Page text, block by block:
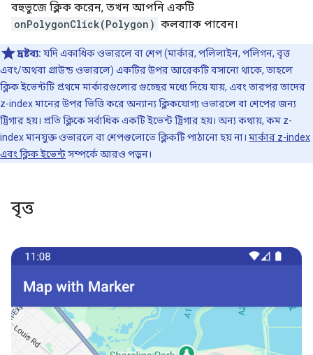
বহুভুজে ক্লিক করেন, তখন আপনি একটি
onPolygonClick(Polygon) কলব্যাক পাবেন।
দ্রষ্টব্য: যদি একাধিক ওভারলে বা শেপ (মার্কার, পলিলাইন, পলিগন, বৃত্ত
এবং/অথবা গ্রাউন্ড ওভারলে) একটির উপর আরেকটি বসানো থাকে, তাহলে
ক্লিক ইভেন্টটি প্রথমে মার্কারগুলোর গুচ্ছের মধ্যে দিয়ে যায়, এবং তারপর তাদের
z-index মানের উপর ভিত্তি করে অন্যান্য ক্লিকযোগ্য ওভারলে বা শেপের জন্য
ট্রিগার হয়। প্রতি ক্লিকে সর্বাধিক একটি ইভেন্ট ট্রিগার হয়। অন্য কথায়, কম z-
index মানযুক্ত ওভারলে বা শেপগুলোতে ক্লিকটি পাঠানো হয় না। মার্কার z-index
এবং ক্লিক ইভেন্টসম্পর্কে আরও পড়ুন।
বৃত্ত